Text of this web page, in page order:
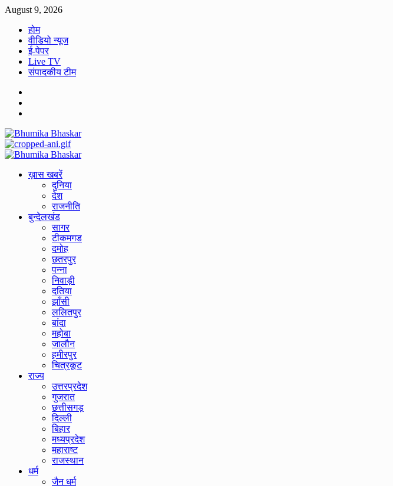
Skip
content
August 9, 2026
होम
वीडियो न्यूज
ई-पेपर
Live TV
संपादकीय टीम
Primary
ख़ास खबरें
दुनिया
देश
राजनीति
बुन्देलखंड
सागर
टीकमगड
दमोह
छतरपुर
पन्ना
निवाड़ी
दतिया
झाँसी
ललितपुर
बांदा
महोबा
जालौन
हमीरपुर
चित्रकूट
राज्य
उत्तरप्रदेश
गुजरात
छत्तीसगड़
दिल्ली
बिहार
मध्यप्रदेश
महाराष्ट
राजस्थान
धर्म
जैन धर्म